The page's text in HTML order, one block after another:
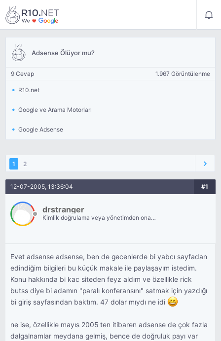
Adsense Ölüyor mu?
9 Cevap 1.967 Görüntülenme
R10.net
Google ve Arama Motorları
Google Adsense
1 2
12-07-2005, 13:36:04 #1
drstranger
Kimlik doğrulama veya yönetimden onay
Evet adsense adsense, ben de gecenlerde bi yabcı sayfadan
edindiğim bilgileri bu küçük makale ile paylaşayım istedim.
Konu hakkında bi kac siteden feyz aldım ve özellikle rick
butss diye bi adamın "paralı konferansını" satmak için yazdığı
bi giriş sayfasından baktım. 47 dolar mıydı ne idi
ne ise, özellikle mayıs 2005 ten itibaren adsense de çok fazla
dalgalnamlar meydana gelmiş, bence de doğruluk payı var